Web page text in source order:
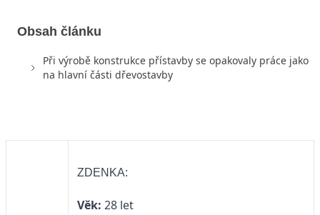
Obsah článku
Při výrobě konstrukce přístavby se opakovaly práce jako
na hlavní části dřevostavby
ZDENKA:
Věk: 28 let